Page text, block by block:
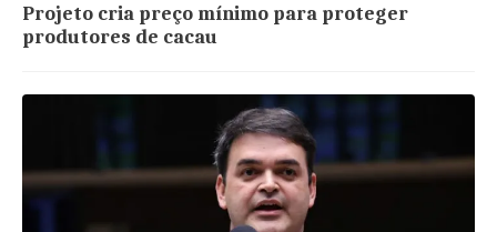
Projeto cria preço mínimo para proteger
produtores de cacau